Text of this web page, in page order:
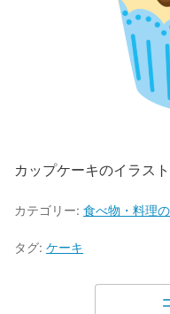
カップケーキのイラスト
カテゴリー: 食べ物・料理
タグ: ケーキ